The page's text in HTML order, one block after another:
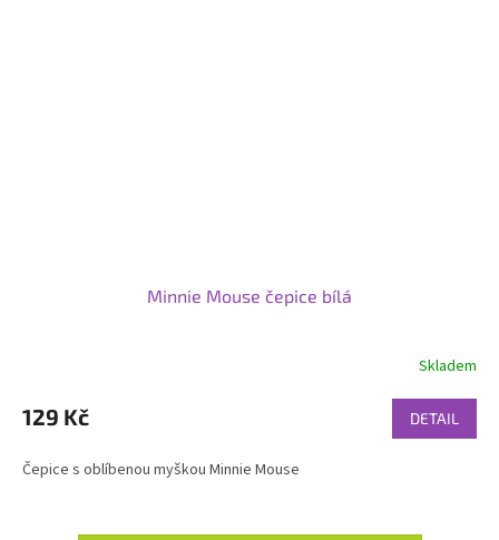
Minnie Mouse čepice bílá
Skladem
129 Kč DETAIL
Čepice s oblíbenou myškou Minnie Mouse